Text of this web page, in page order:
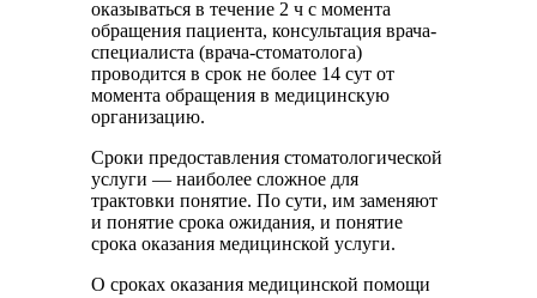
оказываться в течение 2 ч с момента
обращения пациента, консультация врача-
специалиста (врача-стоматолога)
проводится в срок не более 14 сут от
момента обращения в медицинскую
организацию.
Сроки предоставления стоматологической
услуги — наиболее сложное для
трактовки понятие. По сути, им заменяют
и понятие срока ожидания, и понятие
срока оказания медицинской услуги.
О сроках оказания медицинской помощи